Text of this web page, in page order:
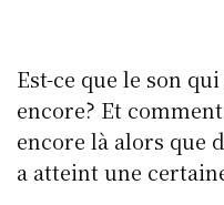
Est-ce que le son
encore? Et
encore là alors que
a atteint une